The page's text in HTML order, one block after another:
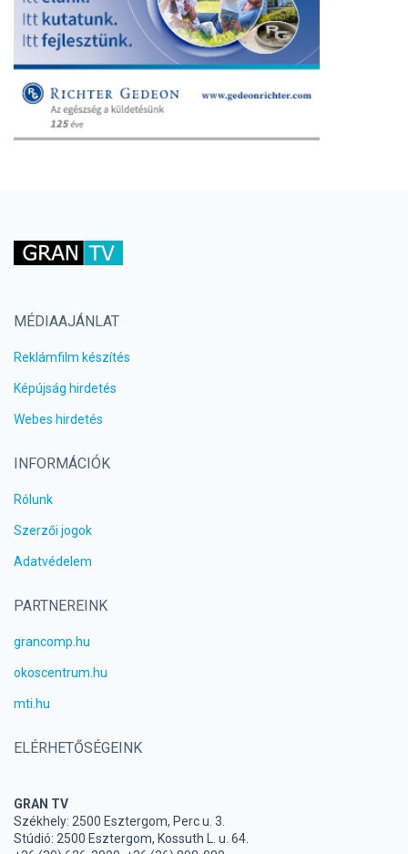
MÉDIAAJÁNLAT
Reklámfilm készítés
Képújság hirdetés
Webes hirdetés
INFORMÁCIÓK
Rólunk
Szerzői jogok
Adatvédelem
PARTNEREINK
grancomp.hu
okoscentrum.hu
mti.hu
ELÉRHETŐSÉGEINK
GRAN TV
Székhely: 2500 Esztergom, Perc u. 3.
Stúdió: 2500 Esztergom, Kossuth L. u. 64.